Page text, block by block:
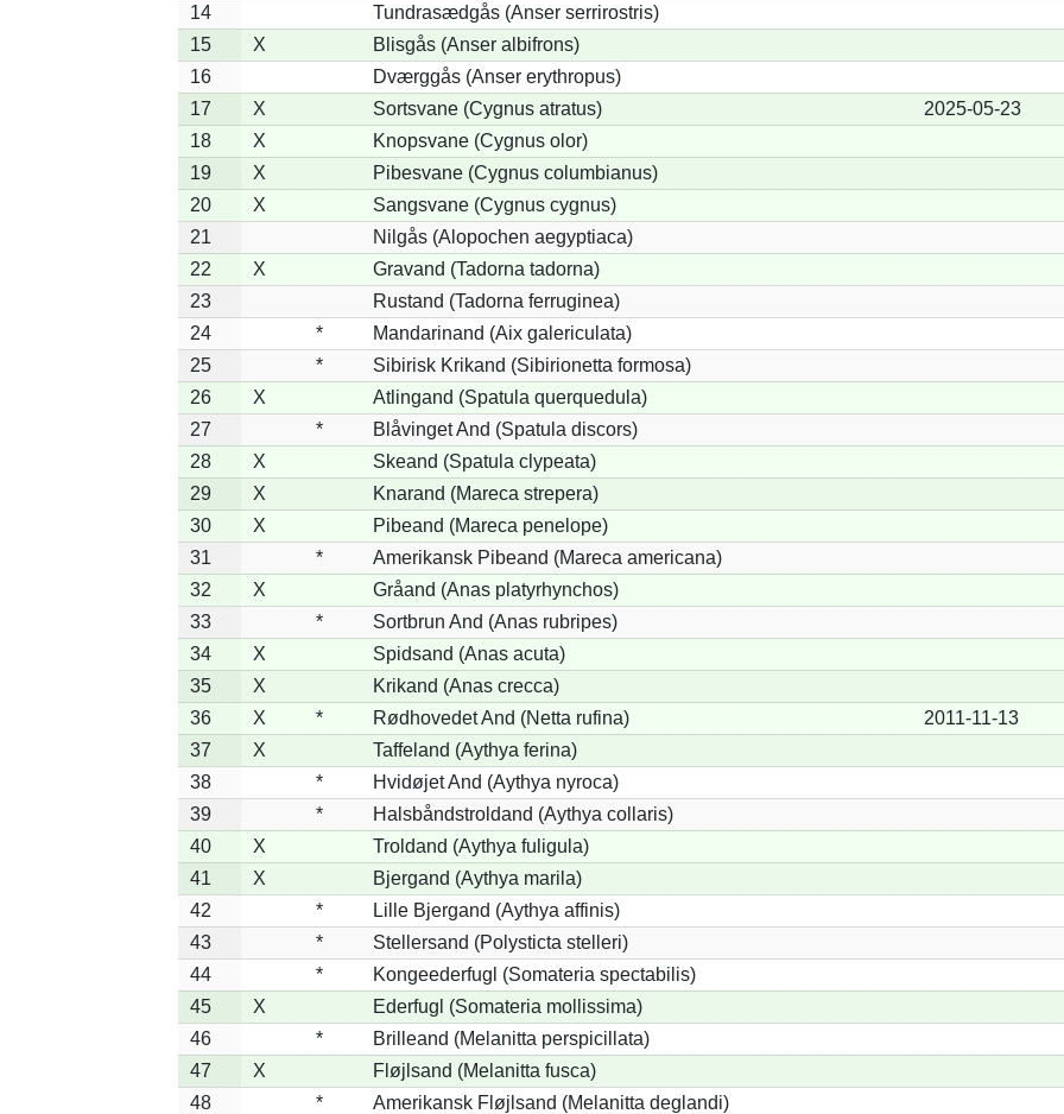
14
Tundrasædgås (Anser serrirostris)
15
X
Blisgås (Anser albifrons)
16
Dværggås (Anser erythropus)
17
X Sortsvane (Cygnus atratus) 2025-05-23
18
X
Knopsvane (Cygnus olor)
19
X
Pibesvane (Cygnus columbianus)
20
X
Sangsvane (Cygnus cygnus)
21
Nilgås (Alopochen aegyptiaca)
22
X
Gravand (Tadorna tadorna)
23
Rustand (Tadorna ferruginea)
24
*
Mandarinand (Aix galericulata)
25
*
Sibirisk Krikand (Sibirionetta formosa)
26
X
Atlingand (Spatula querquedula)
27
*
Blåvinget And (Spatula discors)
28
X
Skeand (Spatula clypeata)
29
X
Knarand (Mareca strepera)
30
X
Pibeand (Mareca penelope)
31
*
Amerikansk Pibeand (Mareca americana)
32
X
Gråand (Anas platyrhynchos)
33
*
Sortbrun And (Anas rubripes)
34
X
Spidsand (Anas acuta)
35
X
Krikand (Anas crecca)
36
X * Rødhovedet And (Netta rufina) 2011-11-13
37
X
Taffeland (Aythya ferina)
38
*
Hvidøjet And (Aythya nyroca)
39
*
Halsbåndstroldand (Aythya collaris)
40
X
Troldand (Aythya fuligula)
41
X
Bjergand (Aythya marila)
42
*
Lille Bjergand (Aythya affinis)
43
*
Stellersand (Polysticta stelleri)
44
*
Kongeederfugl (Somateria spectabilis)
45
X
Ederfugl (Somateria mollissima)
46
*
Brilleand (Melanitta perspicillata)
47
X
Fløjlsand (Melanitta fusca)
48
*
Amerikansk Fløjlsand (Melanitta deglandi)